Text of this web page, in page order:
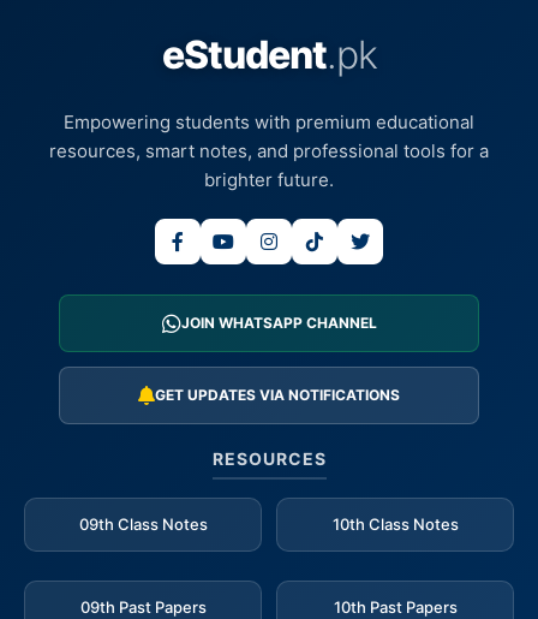
eStudent.pk
Empowering students with premium educational
resources, smart notes, and professional tools for a
brighter future.
JOIN WHATSAPP CHANNEL
GET UPDATES VIA NOTIFICATIONS
RESOURCES
09th Class Notes 10th Class Notes
09th Past Papers 10th Past Papers